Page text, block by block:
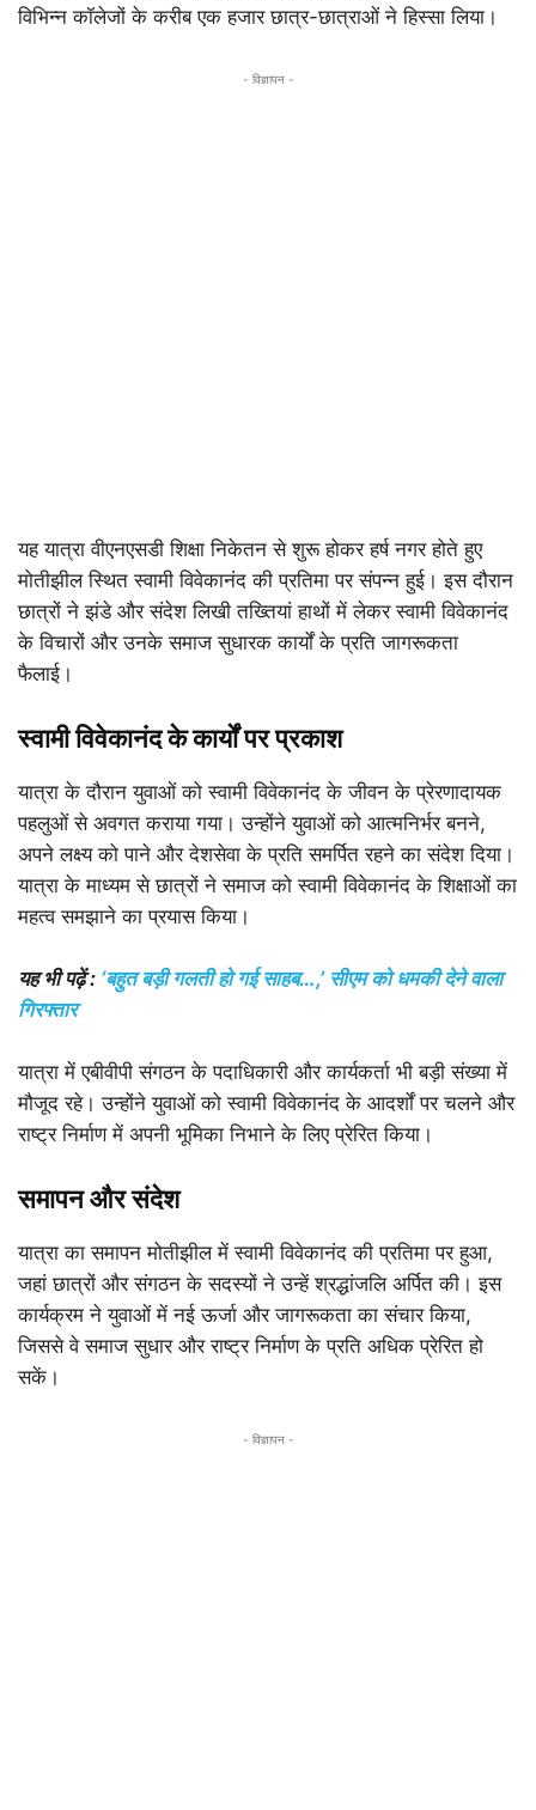
विभिन्न कॉलेजों के करीब एक हजार छात्र-छात्राओं ने हिस्सा लिया।
- विज्ञापन -
यह यात्रा वीएनएसडी शिक्षा निकेतन से शुरू होकर हर्ष नगर होते हुए
मोतीझील स्थित स्वामी विवेकानंद की प्रतिमा पर संपन्न हुई। इस दौरान
छात्रों ने झंडे और संदेश लिखी तख्तियां हाथों में लेकर स्वामी विवेकानंद
के विचारों और उनके समाज सुधारक कार्यों के प्रति जागरूकता
फैलाई।
स्वामी विवेकानंद के कार्यों पर प्रकाश
यात्रा के दौरान युवाओं को स्वामी विवेकानंद के जीवन के प्रेरणादायक
पहलुओं से अवगत कराया गया। उन्होंने युवाओं को आत्मनिर्भर बनने,
अपने लक्ष्य को पाने और देशसेवा के प्रति समर्पित रहने का संदेश दिया।
यात्रा के माध्यम से छात्रों ने समाज को स्वामी विवेकानंद के शिक्षाओं का
महत्व समझाने का प्रयास किया।
यह भी पढ़ें : ‘बहुत बड़ी गलती हो गई साहब…,’ सीएम को धमकी देने वाला
गिरफ्तार
यात्रा में एबीवीपी संगठन के पदाधिकारी और कार्यकर्ता भी बड़ी संख्या में
मौजूद रहे। उन्होंने युवाओं को स्वामी विवेकानंद के आदर्शों पर चलने और
राष्ट्र निर्माण में अपनी भूमिका निभाने के लिए प्रेरित किया।
समापन और संदेश
यात्रा का समापन मोतीझील में स्वामी विवेकानंद की प्रतिमा पर हुआ,
जहां छात्रों और संगठन के सदस्यों ने उन्हें श्रद्धांजलि अर्पित की। इस
कार्यक्रम ने युवाओं में नई ऊर्जा और जागरूकता का संचार किया,
जिससे वे समाज सुधार और राष्ट्र निर्माण के प्रति अधिक प्रेरित हो
सकें।
- विज्ञापन -